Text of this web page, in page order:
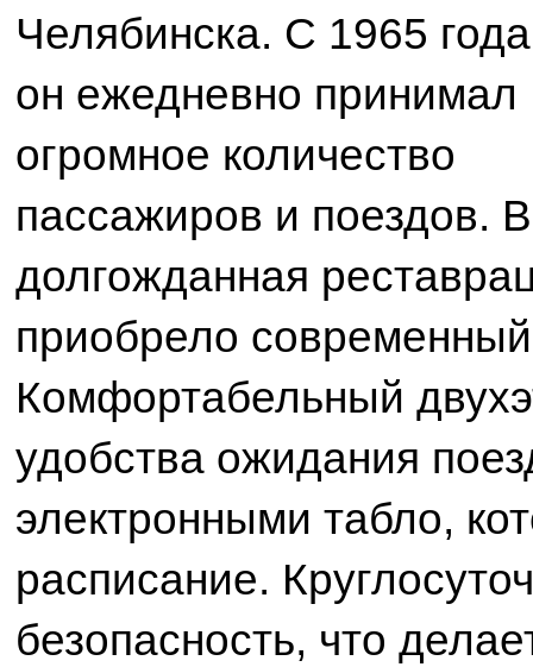
Челябинска. С 1965 года
он ежедневно принимал
огромное количество
пассажиров и поездов.
долгожданная
приобрело
Комфортабельный
удобства ожидания
электронными табло,
расписание.
безопасность, что